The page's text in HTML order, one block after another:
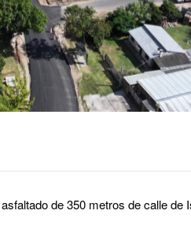
de 350 metros de calle